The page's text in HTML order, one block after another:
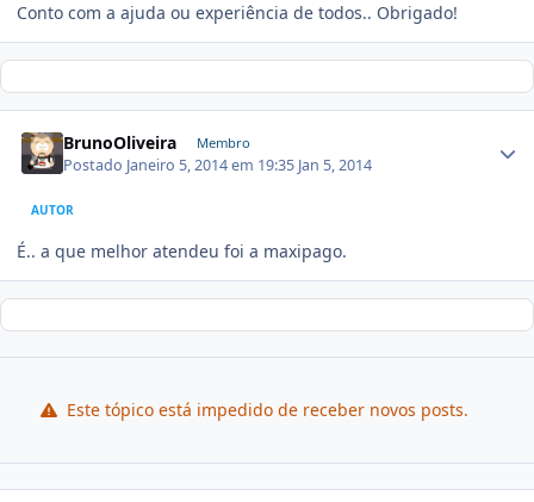
Conto com a ajuda ou experiência de todos.. Obrigado!
BrunoOliveira Membro
Postado Janeiro 5, 2014 em 19:35 Jan 5, 2014
AUTOR
É.. a que melhor atendeu foi a maxipago.
Este tópico está impedido de receber novos posts.